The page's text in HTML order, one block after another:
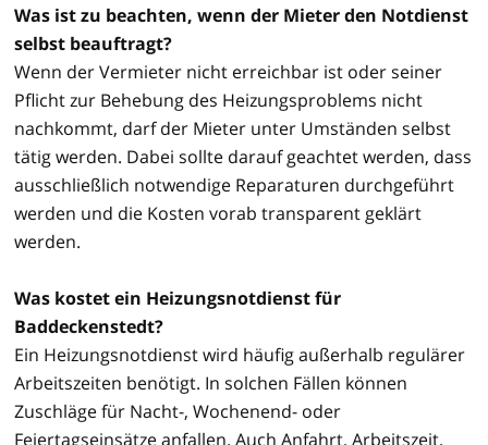
Was ist zu beachten, wenn der Mieter den Notdienst
selbst beauftragt?
Wenn der Vermieter nicht erreichbar ist oder seiner
Pflicht zur Behebung des Heizungsproblems nicht
nachkommt, darf der Mieter unter Umständen selbst
tätig werden. Dabei sollte darauf geachtet werden, dass
ausschließlich notwendige Reparaturen durchgeführt
werden und die Kosten vorab transparent geklärt
werden.
Was kostet ein Heizungsnotdienst für
Baddeckenstedt?
Ein Heizungsnotdienst wird häufig außerhalb regulärer
Arbeitszeiten benötigt. In solchen Fällen können
Zuschläge für Nacht-, Wochenend- oder
Feiertagseinsätze anfallen. Auch Anfahrt, Arbeitszeit,